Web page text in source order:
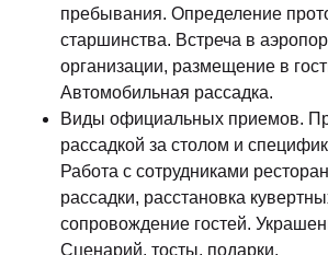
пребывания. Определение
старшинства. Встреча в
организации, размещение в
Автомобильная рассадка.
Виды официальных приемов.
рассадкой за столом и
Работа с сотрудниками
рассадки, расстановка
сопровождение гостей.
Сценарий, тосты, подарки.